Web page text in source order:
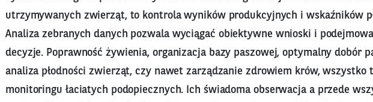
utrzymywanych zwierząt, to kontrola wyników produkcyjnych i wskaźników
Analiza zebranych danych pozwala wyciągać obiektywne wnioski i
decyzje. Poprawność żywienia, organizacja bazy paszowej, optymalny dobór
analiza płodności zwierząt, czy nawet zarządzanie zdrowiem krów, wszystko
monitoringu łaciatych podopiecznych. Ich świadoma obserwacja a przede